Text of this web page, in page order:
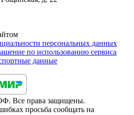
персональных данных
по использованию сервиса
данные
Все права защищены.
просьба сообщать на